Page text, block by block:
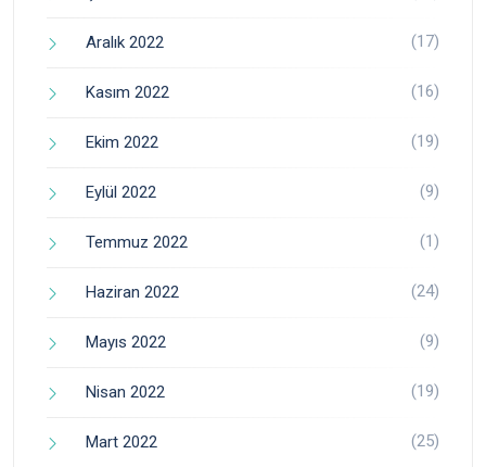
Aralık 2022 (17)
Kasım 2022 (16)
Ekim 2022 (19)
Eylül 2022 (9)
Temmuz 2022 (1)
Haziran 2022 (24)
Mayıs 2022 (9)
Nisan 2022 (19)
Mart 2022 (25)